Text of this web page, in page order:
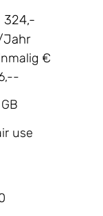
324,-
€
use